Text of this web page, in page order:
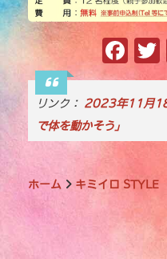
F
a
c
o
o
k
リンク： 2023年11月18
で体を動かそう」
ホーム キミイロ STYLE